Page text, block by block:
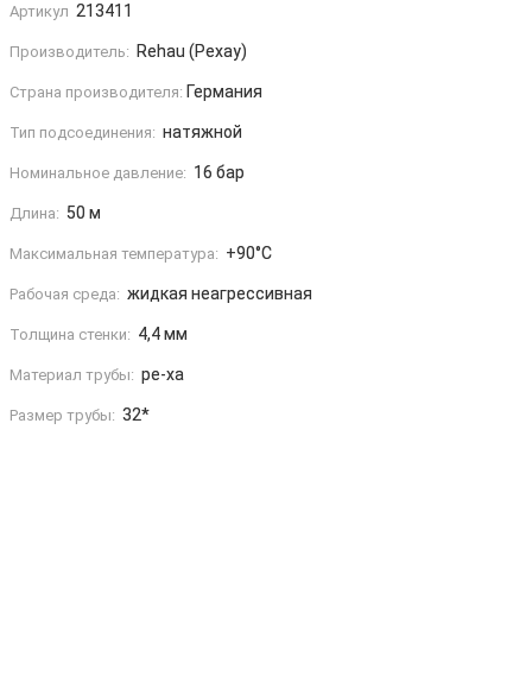
Артикул 213411
Производитель: Rehau (Рехау)
Страна производителя: Германия
Тип подсоединения: натяжной
Номинальное давление: 16 бар
Длина: 50 м
Максимальная температура: +90°C
Рабочая среда: жидкая неагрессивная
Толщина стенки: 4,4 мм
Материал трубы: pe-xa
Размер трубы: 32*